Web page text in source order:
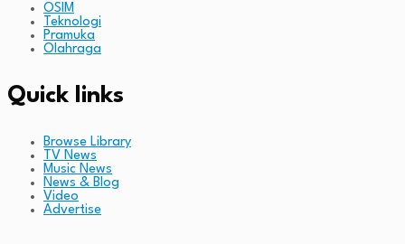
OSIM
Teknologi
Pramuka
Olahraga
Quick links
Browse Library
TV News
Music News
News & Blog
Video
Advertise